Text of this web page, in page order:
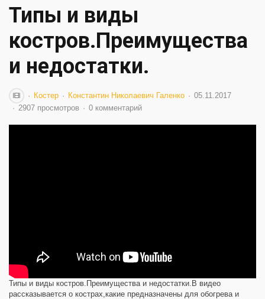
Типы и виды
костров.Преимущества
и недостатки.
Костер Константин Николаевич Галенко
05.11.2017
2907 просмотров
0 комментарий
Типы и виды костров.Преимущества и недостатки.В видео
рассказывается о кострах,какие предназначены для обогрева и